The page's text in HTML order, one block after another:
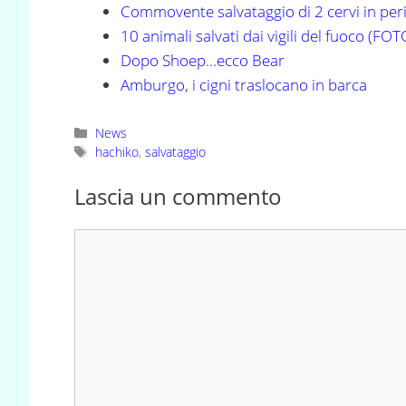
Commovente salvataggio di 2 cervi in
10 animali salvati dai vigili del fuoco
Dopo Shoep...ecco Bear
Amburgo, i cigni traslocano in barca
Categorie
News
Tag
hachiko,salvataggio
Lascia un commento